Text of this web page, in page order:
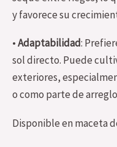
y favorece su
•Adaptabilidad:
sol directo. Puede
exteriores,
o como parte de
Disponible en maceta